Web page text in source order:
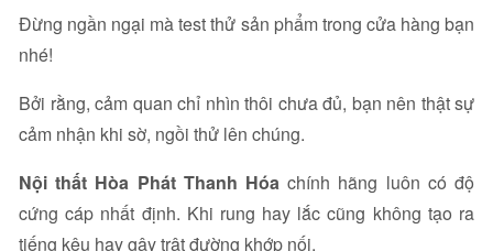
Đừng ngần ngại mà test thử sản phẩm trong cửa hàng bạn
nhé!
Bởi rằng, cảm quan chỉ nhìn thôi chưa đủ, bạn nên thật sự
cảm nhận khi sờ, ngồi thử lên chúng.
Nội thất Hòa Phát Thanh Hóachính hãng luôn có độ
cứng cáp nhất định. Khi rung hay lắc cũng không tạo ra
tiếng kêu hay gây trật đường khớp nối.